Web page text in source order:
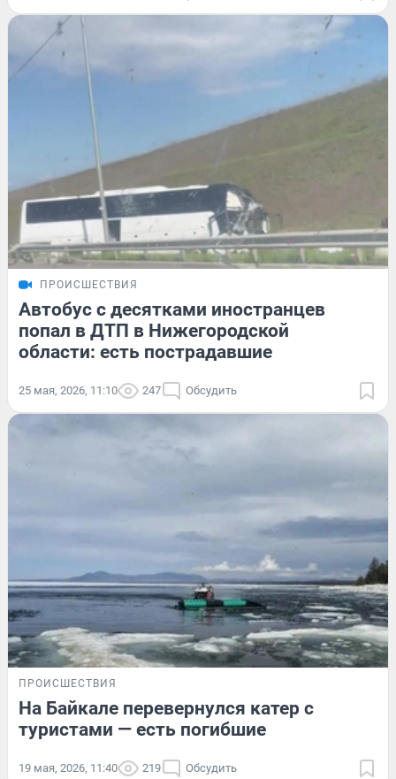
ПРОИСШЕСТВИЯ
Автобус с десятками иностранцев
попал в ДТП в Нижегородской
области: есть пострадавшие
25 мая, 2026, 11:10 247 Обсудить
ПРОИСШЕСТВИЯ
На Байкале перевернулся катер с
туристами — есть погибшие
19 мая, 2026, 11:40 219 Обсудить